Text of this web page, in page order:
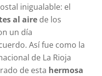
inigualable: el
al aire de los
un día
Así fue como la
de La Rioja
de esta hermosa